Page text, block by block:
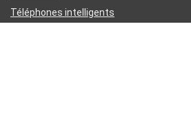
Téléphones intelligents